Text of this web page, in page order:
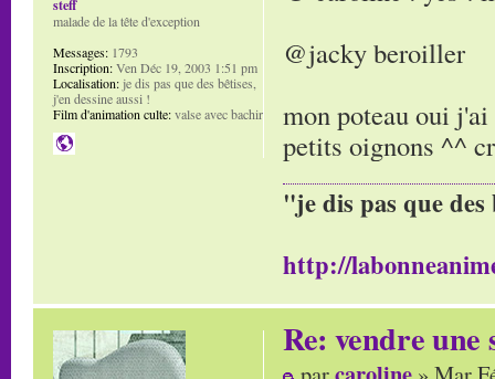
@jacky beroiller
mon poteau oui
petits oignons ^^
"je dis pas que
http://
steff
malade de la tête d'exception
Messages: 1793
Inscription:Ven Déc 19, 2003 1:51 pm
Localisation:je dis pas que des bêtises,
j'en dessine aussi !
Film d'animation culte:valse avec bachir
Re: vendre une